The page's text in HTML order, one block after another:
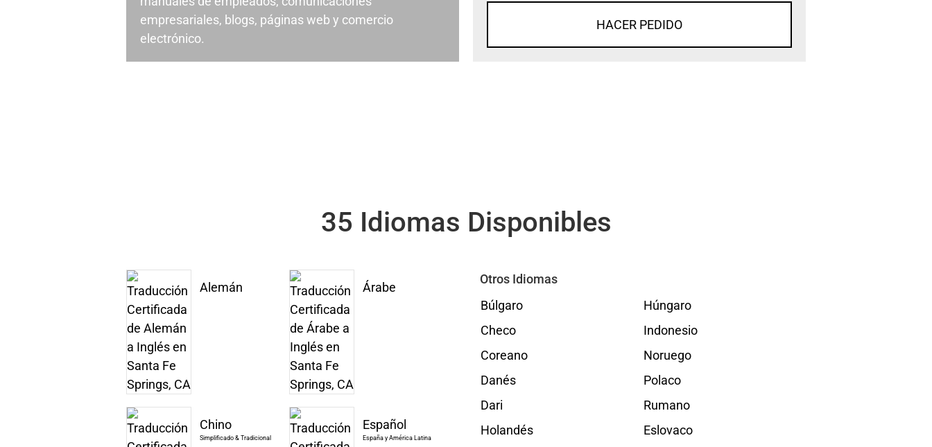
empresariales, blogs, páginas web y comercio
electrónico.
HACER PEDIDO
35 Idiomas Disponibles
Alemán Árabe
Chino
Simplificado & Tradicional
Español
España y América Latina
Otros Idiomas
Búlgaro
Checo
Coreano
Danés
Dari
Holandés
Húngaro
Indonesio
Noruego
Polaco
Rumano
Eslovaco